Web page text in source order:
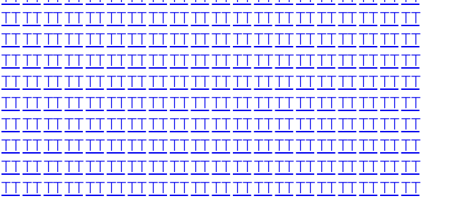
TTTTTTTTTTTTTTTTTTTTTTTTTTTTTTTTTTTTTTTT
TTTTTTTTTTTTTTTTTTTTTTTTTTTTTTTTTTTTTTTT
TTTTTTTTTTTTTTTTTTTTTTTTTTTTTTTTTTTTTTTT
TTTTTTTTTTTTTTTTTTTTTTTTTTTTTTTTTTTTTTTT
TTTTTTTTTTTTTTTTTTTTTTTTTTTTTTTTTTTTTTTT
TTTTTTTTTTTTTTTTTTTTTTTTTTTTTTTTTTTTTTTT
TTTTTTTTTTTTTTTTTTTTTTTTTTTTTTTTTTTTTTTT
TTTTTTTTTTTTTTTTTTTTTTTTTTTTTTTTTTTTTTTT
TTTTTTTTTTTTTTTTTTTTTTTTTTTTTTTTTTTTTTTT